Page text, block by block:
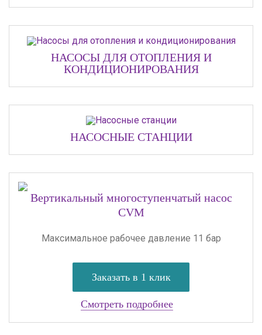
НАСОСЫ ДЛЯ ОТОПЛЕНИЯ И
КОНДИЦИОНИРОВАНИЯ
НАСОСНЫЕ СТАНЦИИ
Вертикальный многоступенчатый насос
CVM
Максимальное рабочее давление 11 бар
Заказать в 1 клик
Смотреть подробнее